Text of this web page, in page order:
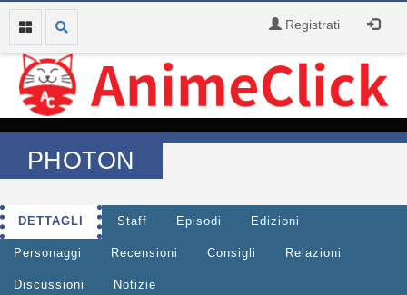
Registrati
PHOTON
DETTAGLI Staff Episodi Edizioni
Personaggi Recensioni Consigli Relazioni
Discussioni Notizie